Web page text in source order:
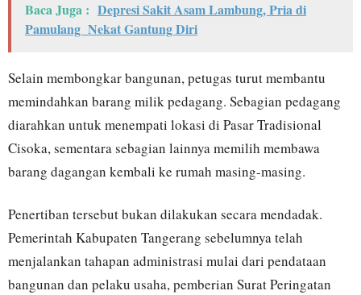
Baca Juga : Depresi Sakit Asam Lambung, Pria di
Pamulang Nekat Gantung Diri
Selain membongkar bangunan, petugas turut membantu
memindahkan barang milik pedagang. Sebagian pedagang
diarahkan untuk menempati lokasi di Pasar Tradisional
Cisoka, sementara sebagian lainnya memilih membawa
barang dagangan kembali ke rumah masing-masing.
Penertiban tersebut bukan dilakukan secara mendadak.
Pemerintah Kabupaten Tangerang sebelumnya telah
menjalankan tahapan administrasi mulai dari pendataan
bangunan dan pelaku usaha, pemberian Surat Peringatan